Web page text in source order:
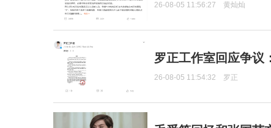
26-08-05 11:56:27 黄灿灿
罗正工作室回应争议
26-08-05 11:54:32 罗正